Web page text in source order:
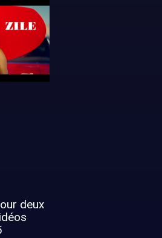
deux